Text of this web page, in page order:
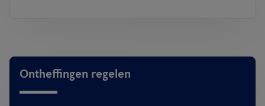
Ontheffingen regelen